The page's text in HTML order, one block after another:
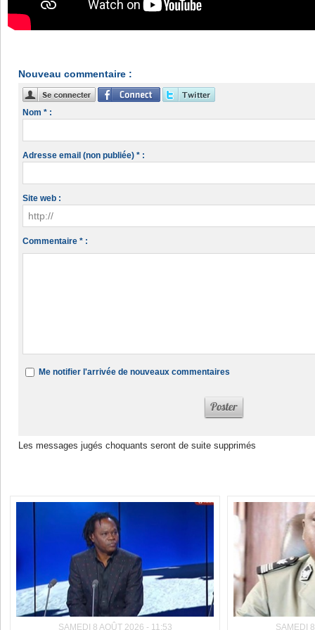
Nouveau commentaire :
Nom * :
Adresse email (non publiée) * :
Site web :
Commentaire * :
Me notifier l'arrivée de nouveaux commentaires
Les messages jugés choquants seront de suite supprimés
SAMEDI 8 AOÛT 2026 - 11:53 SAMEDI